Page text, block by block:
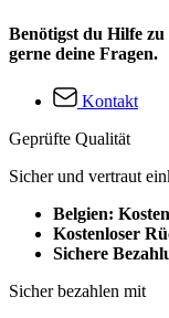
Benötigst du Hilfe
gerne deine Fragen.
Kontakt
Geprüfte Qualität
Sicher und vertraut
Belgien:
Kostenloser
Sichere
Sicher bezahlen mit